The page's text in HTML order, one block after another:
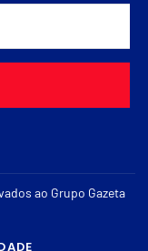
ao Grupo Gazeta